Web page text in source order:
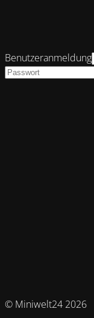
© Miniwelt24 2026
Benutzeranmeldung